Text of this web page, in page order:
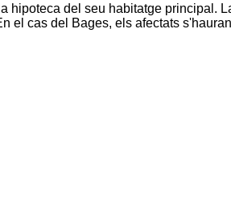
hipoteca del seu habitatge principal.
el cas del Bages, els afectats